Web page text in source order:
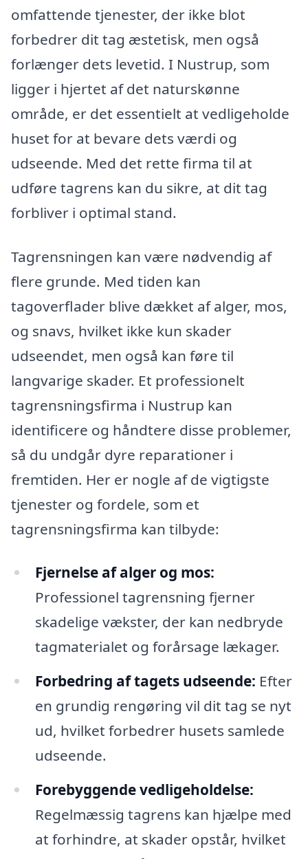
omfattende tjenester, der ikke blot
forbedrer dit tag æstetisk, men også
forlænger dets levetid. I Nustrup, som
ligger i hjertet af det naturskønne
område, er det essentielt at vedligeholde
huset for at bevare dets værdi og
udseende. Med det rette firma til at
udføre tagrens kan du sikre, at dit tag
forbliver i optimal stand.
Tagrensningen kan være nødvendig af
flere grunde. Med tiden kan
tagoverflader blive dækket af alger, mos,
og snavs, hvilket ikke kun skader
udseendet, men også kan føre til
langvarige skader. Et professionelt
tagrensningsfirma i Nustrup kan
identificere og håndtere disse problemer,
så du undgår dyre reparationer i
fremtiden. Her er nogle af de vigtigste
tjenester og fordele, som et
tagrensningsfirma kan tilbyde:
Fjernelse af alger og mos:
Professionel tagrensning fjerner
skadelige vækster, der kan nedbryde
tagmaterialet og forårsage lækager.
Forbedring af tagets udseende: Efter
en grundig rengøring vil dit tag se nyt
ud, hvilket forbedrer husets samlede
udseende.
Forebyggende vedligeholdelse:
Regelmæssig tagrens kan hjælpe med
at forhindre, at skader opstår, hvilket